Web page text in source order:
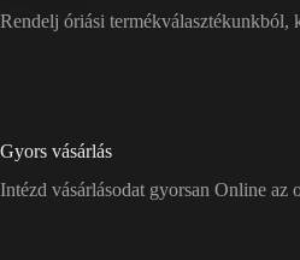
Rendelj óriási termékválasztékunkból,
Gyors vásárlás
Intézd vásárlásodat gyorsan Online az